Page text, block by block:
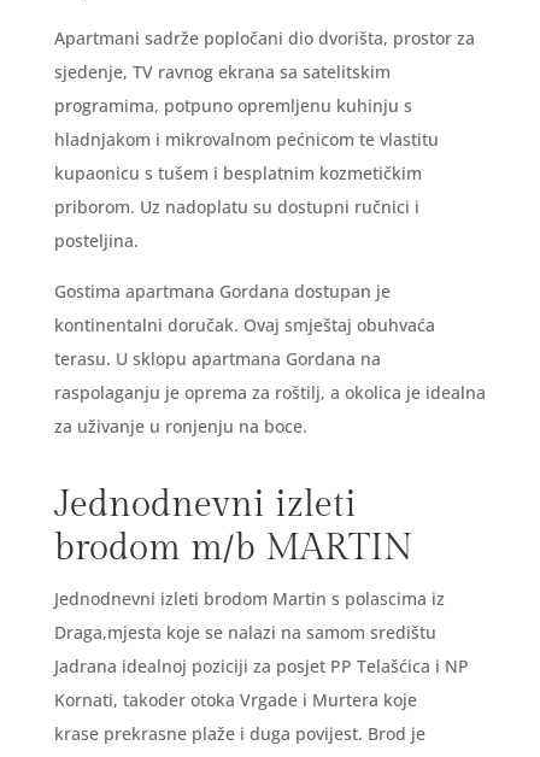
Apartmani sadrže popločani dio dvorišta, prostor za
sjedenje, TV ravnog ekrana sa satelitskim
programima, potpuno opremljenu kuhinju s
hladnjakom i mikrovalnom pećnicom te vlastitu
kupaonicu s tušem i besplatnim kozmetičkim
priborom. Uz nadoplatu su dostupni ručnici i
posteljina.
Gostima apartmana Gordana dostupan je
kontinentalni doručak. Ovaj smještaj obuhvaća
terasu. U sklopu apartmana Gordana na
raspolaganju je oprema za roštilj, a okolica je idealna
za uživanje u ronjenju na boce.
Jednodnevni izleti
brodom m/b MARTIN
Jednodnevni izleti brodom Martin s polascima iz
Draga,mjesta koje se nalazi na samom središtu
Jadrana idealnoj poziciji za posjet PP Telašćica i NP
Kornati, takoder otoka Vrgade i Murtera koje
krase prekrasne plaže i duga povijest. Brod je